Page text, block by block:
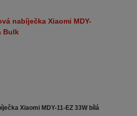
Xiaomi MDY-11-EZ 33W bílá